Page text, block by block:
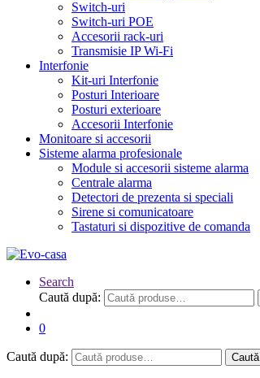
Switch-uri
Switch-uri POE
Accesorii rack-uri
Transmisie IP Wi-Fi
Interfonie
Kit-uri Interfonie
Posturi Interioare
Posturi exterioare
Accesorii Interfonie
Monitoare si accesorii
Sisteme alarma profesionale
Module si accesorii sisteme alarma
Centrale alarma
Detectori de prezenta si speciali
Sirene si comunicatoare
Tastaturi si dispozitive de comanda
Search
Caută după:
0
Caută după: Caută